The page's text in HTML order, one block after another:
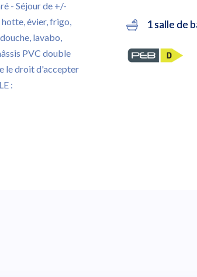
- Séjour de +/-
évier, frigo,
lavabo,
PVC double
le droit d'accepter
:
1 salle de